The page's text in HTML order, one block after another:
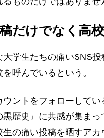
だけでなく高
学生たちの痛いSNS投
呼んでいるという。
ウントをフォローして
歴史』に共感が集ま
の痛い投稿を晒すアカ